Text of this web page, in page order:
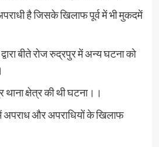
है जिसके खिलाफ पूर्व में भी मुकदमें
बीते रोज रुद्रपुर में अन्य घटना को
क्षेत्र की थी घटना।।
अपराध और अपराधियों के खिलाफ